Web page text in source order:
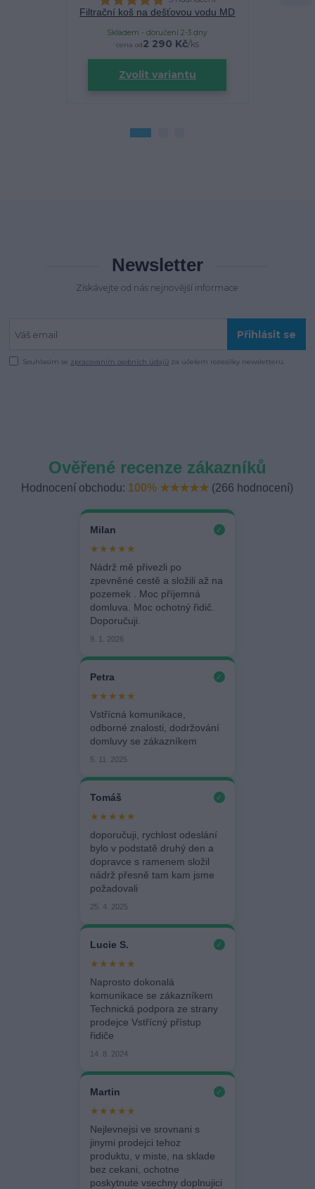
Filtrační koš na dešťovou vodu MD
cena od2 290 Kč/ks
Skladem - doručení 2-3 dny
Zvolit variantu
Newsletter
Získávejte od nás nejnovější informace
Přihlásit se
Souhlasím se zpracováním osobních údajů za účelem rozesílky newsletteru.
Ověřené recenze zákazníků
Hodnocení obchodu: 100% ★★★★★ (266 hodnocení)
Milan ✓
★★★★★
Nádrž mě přivezli po
zpevněné cestě a složili až na
pozemek . Moc příjemná
domluva. Moc ochotný řidič.
Doporučuji.
9. 1. 2026
Petra ✓
★★★★★
Vstřícná komunikace,
odborné znalosti, dodržování
domluvy se zákazníkem
5. 11. 2025
Tomáš ✓
★★★★★
doporučuji, rychlost odeslání
bylo v podstatě druhý den a
dopravce s ramenem složil
nádrž přesně tam kam jsme
požadovali
25. 4. 2025
Lucie S. ✓
★★★★★
Naprosto dokonalá
komunikace se zákazníkem
Technická podpora ze strany
prodejce Vstřícný přístup
řidiče
14. 8. 2024
Martin ✓
★★★★★
Nejlevnejsi ve srovnani s
jinymi prodejci tehoz
produktu, v miste, na sklade
bez cekani, ochotne
poskytnute vsechny doplnujici